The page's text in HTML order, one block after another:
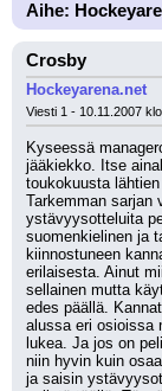
Aihe:
Crosby
Hockeyarena.net
Viesti 1 - 10.11.2007
Kyseessä
jääkiekko. Itse
toukokuusta
Tarkemman sarjan
ystävyysotteluita
suomenkielinen ja
kiinnostuneen
erilaisesta. Ainut
sellainen mutta
edes päällä.
alussa eri osioissa
lukea. Ja jos on
niin hyvin kuin
ja saisin